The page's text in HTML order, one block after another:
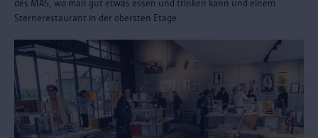
des MAS, wo man gut etwas essen und trinken kann und einem
Sternerestaurant in der obersten Etage.